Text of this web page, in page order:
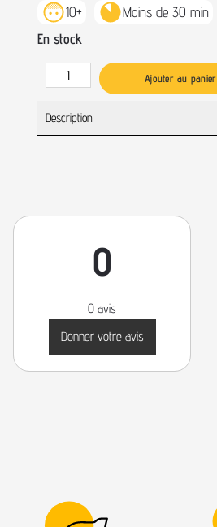
10+ Moins de 30 min
En stock
Ajouter au panier
Description
0
0 avis
Donner votre avis